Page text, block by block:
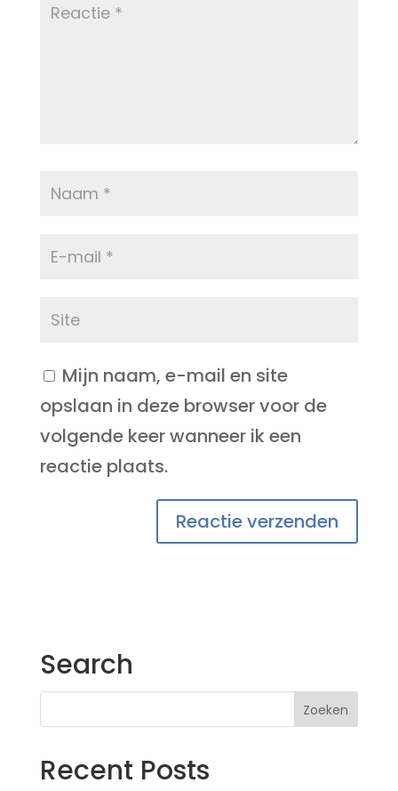
Mijn naam, e-mail en site
opslaan in deze browser voor de
volgende keer wanneer ik een
reactie plaats.
Search
Recent Posts